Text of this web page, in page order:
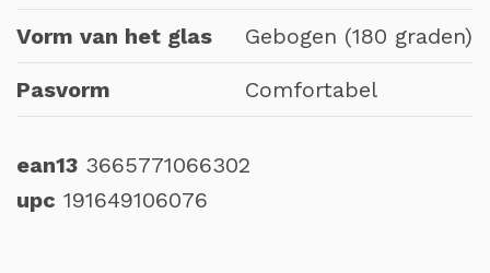
Vorm van het glas Gebogen (180 graden)
Pasvorm Comfortabel
ean13 3665771066302
upc 191649106076